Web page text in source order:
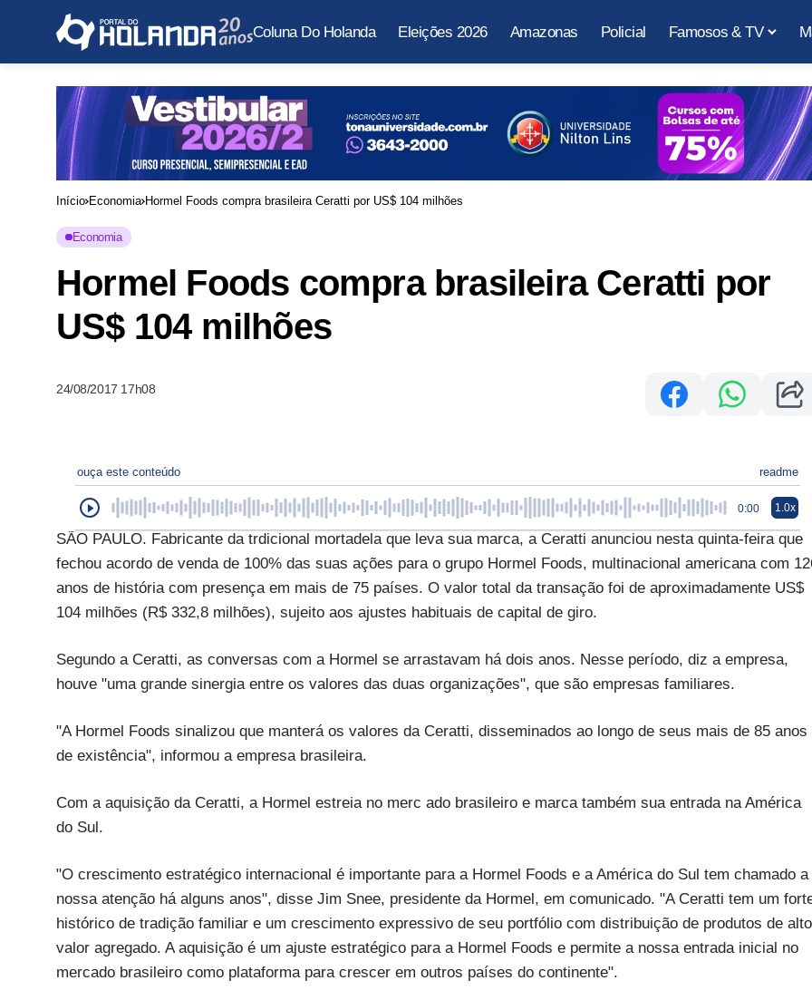
Coluna Do Holanda Eleições 2026 Amazonas Policial Famosos & TV
Início Economia Hormel Foods compra brasileira Ceratti por US$ 104 milhões
Economia
Hormel Foods compra brasileira Ceratti por
US$ 104 milhões
24/08/2017 17h08
ouça este conteúdo readme
0:00 1.0x
SÃO PAULO. Fabricante da trdicional mortadela que leva sua marca, a Ceratti anunciou nesta quinta-feira que
fechou acordo de venda de 100% das suas ações para o grupo Hormel Foods, multinacional americana com
anos de história com presença em mais de 75 países. O valor total da transação foi de aproximadamente US$
104 milhões (R$ 332,8 milhões), sujeito aos ajustes habituais de capital de giro.
Segundo a Ceratti, as conversas com a Hormel se arrastavam há dois anos. Nesse período, diz a empresa,
houve "uma grande sinergia entre os valores das duas organizações", que são empresas familiares.
"A Hormel Foods sinalizou que manterá os valores da Ceratti, disseminados ao longo de seus mais de 85 anos
de existência", informou a empresa brasileira.
Com a aquisição da Ceratti, a Hormel estreia no merc ado brasileiro e marca também sua entrada na América
do Sul.
"O crescimento estratégico internacional é importante para a Hormel Foods e a América do Sul tem chamado a
nossa atenção há alguns anos", disse Jim Snee, presidente da Hormel, em comunicado. "A Ceratti tem um
histórico de tradição familiar e um crescimento expressivo de seu portfólio com distribuição de produtos de alto
valor agregado. A aquisição é um ajuste estratégico para a Hormel Foods e permite a nossa entrada inicial no
mercado brasileiro como plataforma para crescer em outros países do continente".